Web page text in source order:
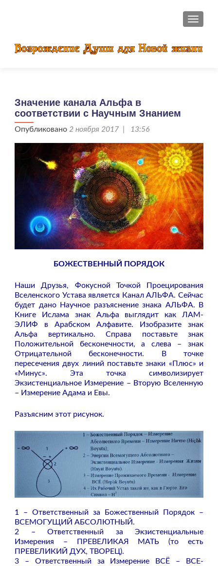
Значение канала Альфа в
соответствии с Научным Знанием
Опубликовано 2 ноября 2017 | 13:56
БОЖЕСТВЕННЫЙ ПОРЯДОК
Наши Друзья, Фокусной Точкой Проецирования
Вселенского Устава является Канал АЛЬФА. Сейчас
будет дано Научное разъяснение знака АЛЬФА. В
Книге Ислама знак Альфа выглядит как ЛАМ-
ЭЛИФ в Арабском Алфавите. Изобразите знак
Альфа вертикально. Справа поставьте знак
Положительной бесконечности, а слева – знак
Отрицательной бесконечности. В точке
пересечения двух линий поставьте знаки «Плюс» и
«Минус». Эта точка символизирует
Экзистенциальное Измерение – Вторую Вселенную
– Измерение Адама и Евы.
Разъясним этот рисунок.
1 – Ответственный за Божественный Порядок –
ВСЕМОГУЩИЙ АБСОЛЮТНЫЙ.
2 – Ответственный за Экзистенциальные
Измерения – ПРЕВЕЛИКАЯ МАТЬ (то есть
ПРЕВЕЛИКИЙ ДУХ, ТВОРЕЦ).
3 – Ответственный за Измерение ВСЁ – ВСЕ-